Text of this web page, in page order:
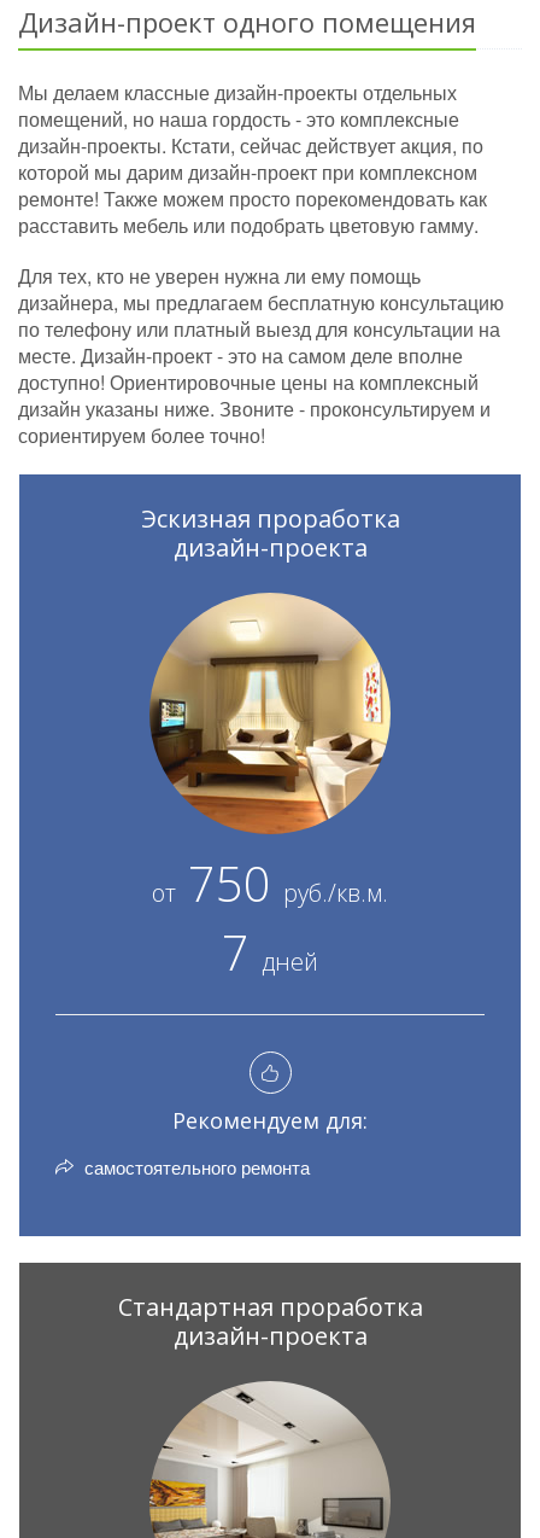
Дизайн-проект одного помещения
Мы делаем классные дизайн-проекты отдельных
помещений, но наша гордость - это комплексные
дизайн-проекты. Кстати, сейчас действует акция, по
которой мы дарим дизайн-проект при комплексном
ремонте! Также можем просто порекомендовать как
расставить мебель или подобрать цветовую гамму.
Для тех, кто не уверен нужна ли ему помощь
дизайнера, мы предлагаем бесплатную консультацию
по телефону или платный выезд для консультации на
месте. Дизайн-проект - это на самом деле вполне
доступно! Ориентировочные цены на комплексный
дизайн указаны ниже. Звоните - проконсультируем и
сориентируем более точно!
Эскизная проработка
дизайн-проекта
от 750 руб./кв.м.
7 дней
Рекомендуем для:
самостоятельного ремонта
Стандартная проработка
дизайн-проекта